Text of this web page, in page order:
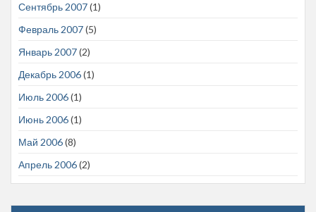
Сентябрь 2007(1)
Февраль 2007(5)
Январь 2007(2)
Декабрь 2006(1)
Июль 2006(1)
Июнь 2006(1)
Май 2006(8)
Апрель 2006(2)